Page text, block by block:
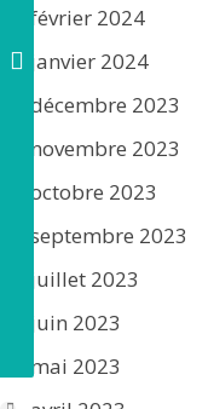
février 2024
janvier 2024
décembre 2023
novembre 2023
octobre 2023
septembre 2023
juillet 2023
juin 2023
mai 2023